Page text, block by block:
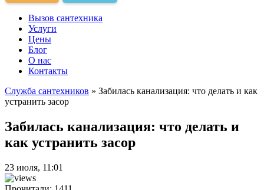
Вызов сантехника
Услуги
Цены
Блог
О нас
Контакты
Служба сантехников » Забилась канализация: что делать и как
устранить засор
Забилась канализация: что делать и
как устранить засор
23 июля, 11:01